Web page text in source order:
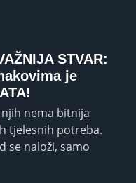
STVAR:
je
njih nema bitnija
tjelesnih potreba.
se naloži, samo